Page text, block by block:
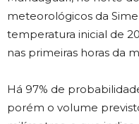
meteorológicos da
temperatura inicial de
nas primeiras horas da
Há 97% de
porém o volume